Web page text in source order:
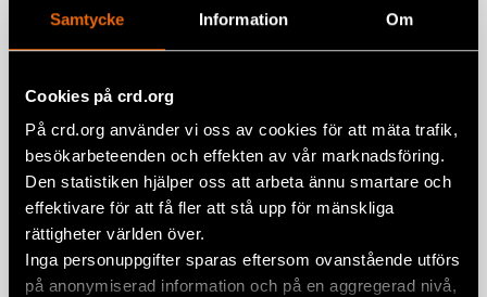
Samtycke Information Om
Cookies på crd.org
På crd.org använder vi oss av cookies för att mäta trafik,
besökarbeteenden och effekten av vår marknadsföring.
Den statistiken hjälper oss att arbeta ännu smartare och
effektivare för att få fler att stå upp för mänskliga
rättigheter världen över.
Inga personuppgifter sparas eftersom ovanstående utförs
på anonymiserad information och på en aggregerad nivå,
samlade hundratals för lika
rättigheter
BOSNIEN-HERCEGOVINA,EUROPA ,NYHETER
3 juli 2026
Srebrenica 30 år senare: Minnet,
sanningen, och kampen mot
förnekelse